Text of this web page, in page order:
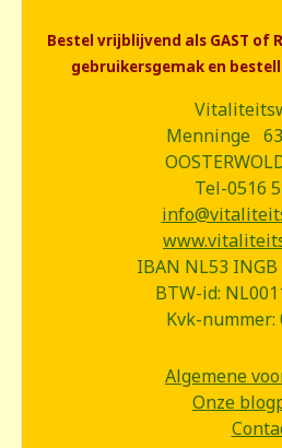
Bestel vrijblijvend als GAST of
gebruikersgemak en
Menninge 63
Tel-0516
IBAN NL53 INGB
BTW-id:
Kvk-nummer:
Algemene
Onze